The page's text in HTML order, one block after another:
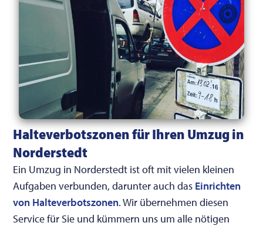
Halteverbotszonen für Ihren Umzug in
Norderstedt
Ein Umzug in Norderstedt ist oft mit vielen kleinen
Aufgaben verbunden, darunter auch das Einrichten
von Halteverbotszonen. Wir übernehmen diesen
Service für Sie und kümmern uns um alle nötigen